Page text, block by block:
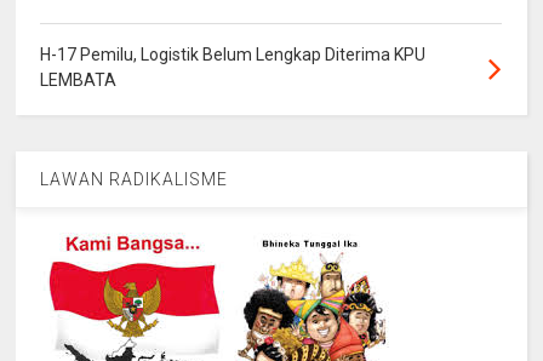
H-17 Pemilu, Logistik Belum Lengkap Diterima KPU
LEMBATA
LAWAN RADIKALISME